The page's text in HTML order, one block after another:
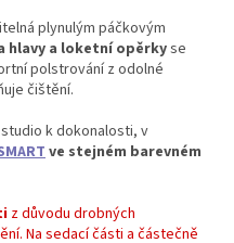
plynulým páčkovým
hlavy a loketní opěrkyse
polstrování z odolné
čištění.
k dokonalosti, v
ve stejném barevném
z důvodu drobných
Na sedací části a částečně